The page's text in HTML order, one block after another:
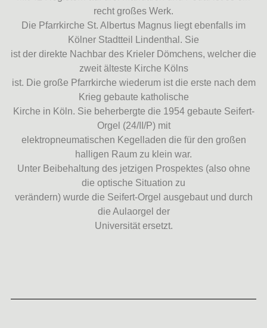
recht großes Werk.
Die Pfarrkirche St. Albertus Magnus liegt ebenfalls im
Kölner Stadtteil Lindenthal. Sie
ist der direkte Nachbar des Krieler Dömchens, welcher die
zweit älteste Kirche Kölns
ist. Die große Pfarrkirche wiederum ist die erste nach dem
Krieg gebaute katholische
Kirche in Köln. Sie beherbergte die 1954 gebaute Seifert-
Orgel (24/II/P) mit
elektropneumatischen Kegelladen die für den großen
halligen Raum zu klein war.
Unter Beibehaltung des jetzigen Prospektes (also ohne
die optische Situation zu
verändern) wurde die Seifert-Orgel ausgebaut und durch
die Aulaorgel der
Universität ersetzt.